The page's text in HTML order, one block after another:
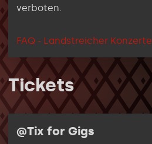
verboten.
FAQ - Landstreicher Konzerte
Tickets
@Tix for Gigs